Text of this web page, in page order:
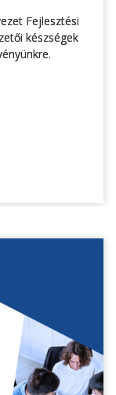
Fejlesztési
készségek